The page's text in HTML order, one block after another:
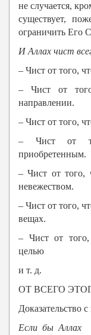
не случается,
существует,
ограничить Его
И Аллах чист
– Чист от того,
– Чист от
направлении.
– Чист от того,
– Чист от
приобретенным.
– Чист от того,
невежеством.
– Чист от того,
вещах.
– Чист от того,
целью
и т. д.
ОТ ВСЕГО
Доказательство
Если бы Аллах